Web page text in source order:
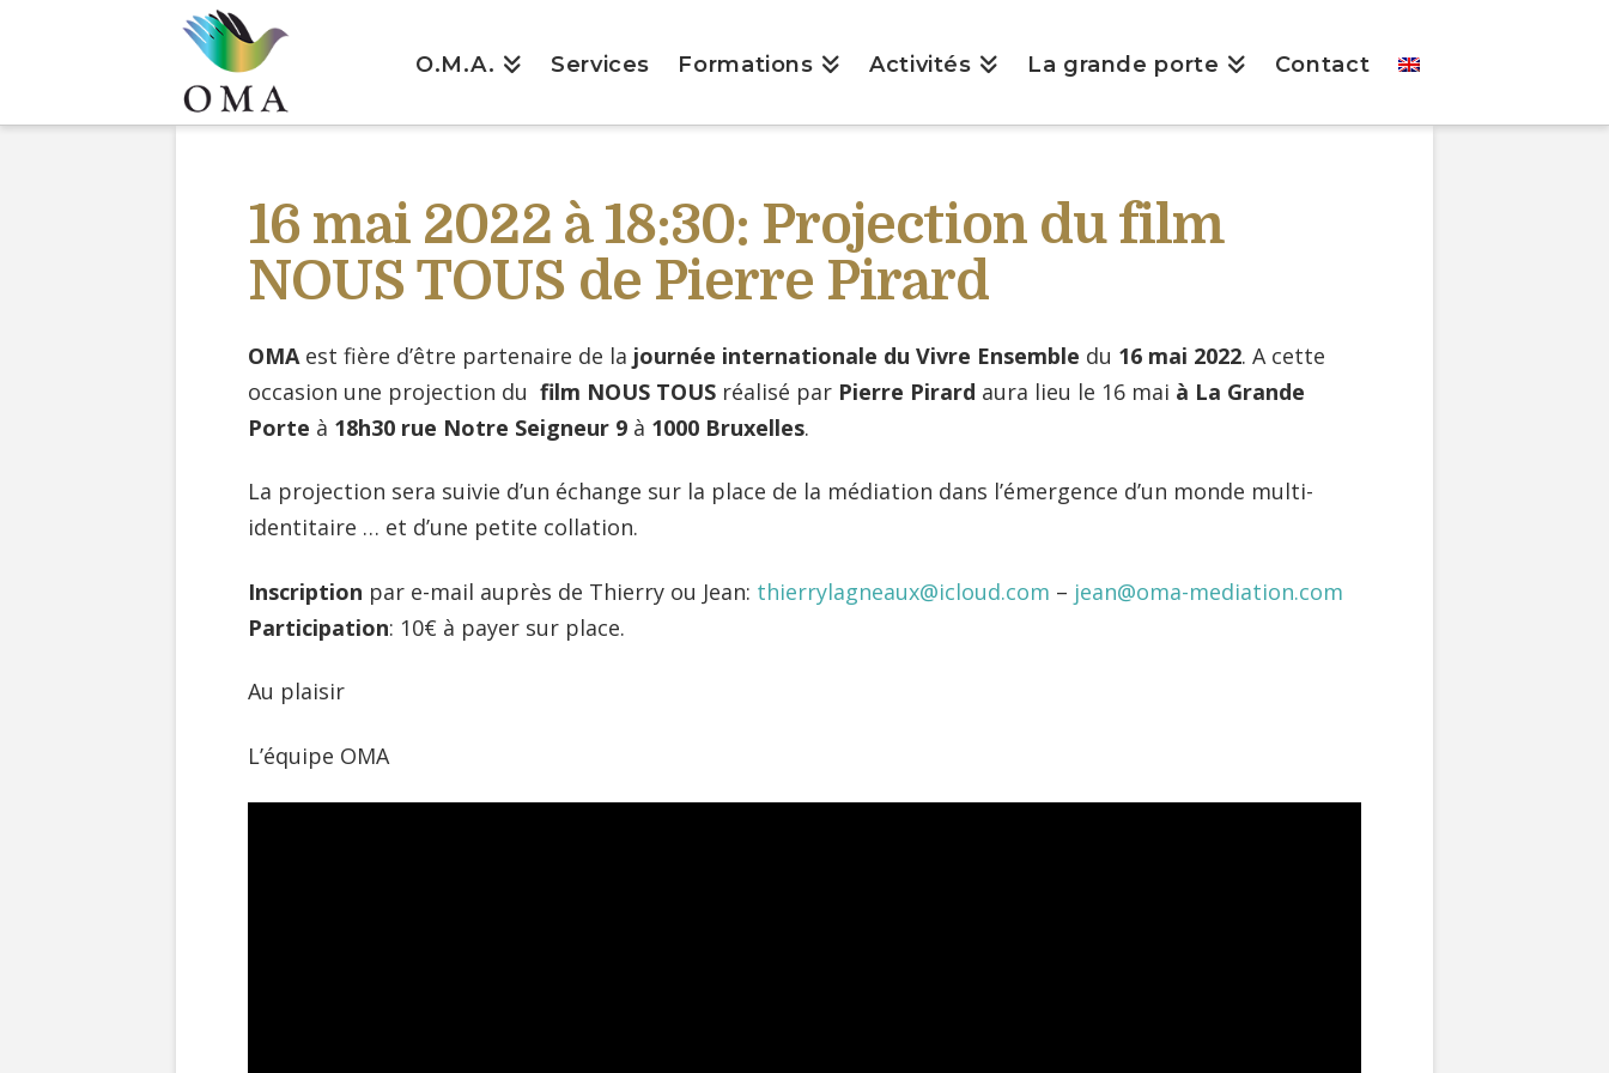
O.M.A. Services Formations Activités La grande porte Contact
16 mai 2022 à 18:30: Projection du film
NOUS TOUS de Pierre Pirard
OMA est fière d’être partenaire de la journée internationale du Vivre Ensemble du 16 mai 2022. A cette
occasion une projection du film NOUS TOUS réalisé par Pierre Pirard aura lieu le 16 mai à La Grande
Porte à 18h30 rue Notre Seigneur 9 à 1000 Bruxelles.
La projection sera suivie d’un échange sur la place de la médiation dans l’émergence d’un monde multi-
identitaire … et d’une petite collation.
Inscription par e-mail auprès de Thierry ou Jean: thierrylagneaux@icloud.com – jean@oma-mediation.com
Participation: 10€ à payer sur place.
Au plaisir
L’équipe OMA